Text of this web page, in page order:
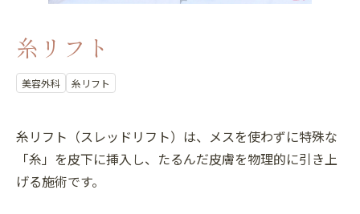
糸リフト
美容外科 糸リフト
糸リフト（スレッドリフト）は、メスを使わずに特殊な
「糸」を皮下に挿入し、たるんだ皮膚を物理的に引き上
げる施術です。